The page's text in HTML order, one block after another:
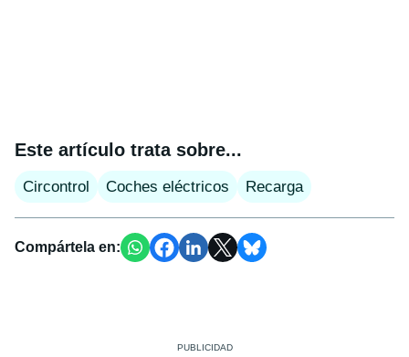
Este artículo trata sobre...
Circontrol Coches eléctricos Recarga
Compártela en: